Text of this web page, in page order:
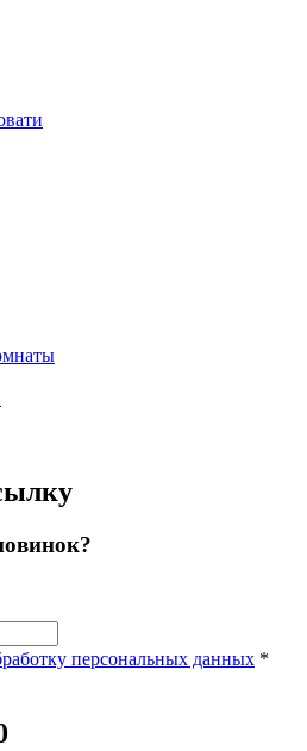
персональных данных *